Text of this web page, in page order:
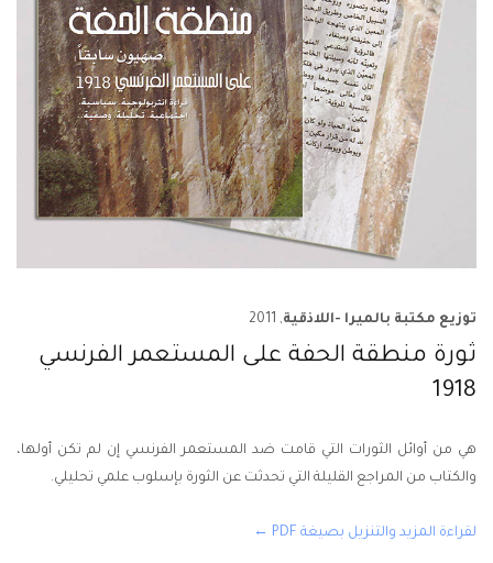
توزيع مكتبة بالميرا -اللاذقية, 2011
ثورة منطقة الحفة على المستعمر الفرنسي
1918
هي من أوائل الثورات التي قامت ضد المستعمر الفرنسي إن لم تكن أولها،
والكتاب من المراجع القليلة التي تحدثت عن الثورة بإسلوب علمي تحليلي.
لقراءة المزيد والتنزيل بصيغة PDF ←